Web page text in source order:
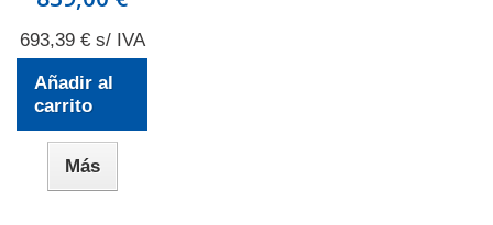
693,39 € s/ IVA
Añadir al
carrito
Más